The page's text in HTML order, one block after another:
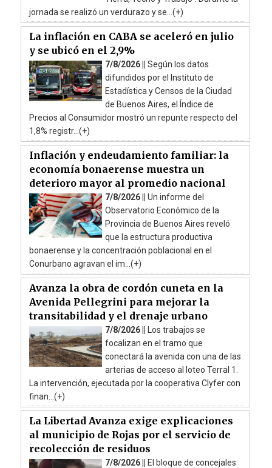
jornada se realizó un verdurazo y se...(+)
La inflación en CABA se aceleró en julio
y se ubicó en el 2,9%
7/8/2026 || Según los datos
difundidos por el Instituto de
Estadística y Censos de la Ciudad
de Buenos Aires, el Índice de
Precios al Consumidor mostró un repunte respecto del
1,8% registr...(+)
Inflación y endeudamiento familiar: la
economía bonaerense muestra un
deterioro mayor al promedio nacional
7/8/2026 || Un informe del
Observatorio Económico de la
Provincia de Buenos Aires reveló
que la estructura productiva
bonaerense y la concentración poblacional en el
Conurbano agravan el im...(+)
Avanza la obra de cordón cuneta en la
Avenida Pellegrini para mejorar la
transitabilidad y el drenaje urbano
7/8/2026 ||
Los trabajos se
focalizan en el tramo que
conectará la avenida con una de las
arterias de acceso al loteo Terral 1.
La intervención, ejecutada por la cooperativa Clyfer con
finan...(+)
La Libertad Avanza exige explicaciones
al municipio de Rojas por el servicio de
recolección de residuos
7/8/2026 ||
El bloque de concejales